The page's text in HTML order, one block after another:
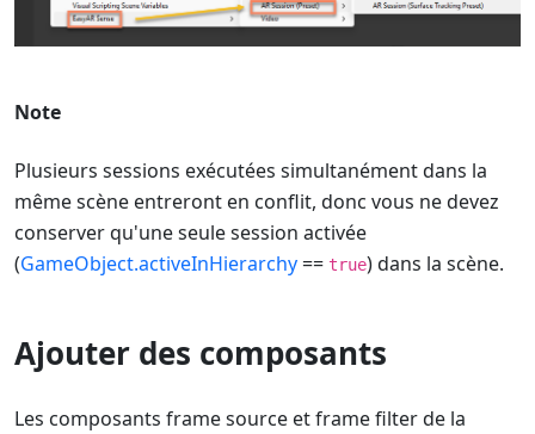
Note
Plusieurs sessions exécutées simultanément dans la
même scène entreront en conflit, donc vous ne devez
conserver qu'une seule session activée
(GameObject.activeInHierarchy== true) dans la scène.
Ajouter des composants
Les composants frame source et frame filter de la